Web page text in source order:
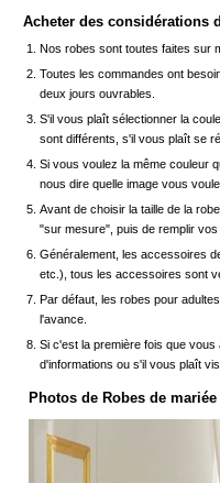
Acheter des considérations
Nos robes sont toutes faites sur
Toutes les commandes ont
deux jours ouvrables.
S'il vous plaît sélectionner la
sont différents, s'il vous plaît se
Si vous voulez la même couleur
nous dire quelle image vous
Avant de choisir la taille de la
"sur mesure", puis de remplir
Généralement, les accessoires
etc.), tous les accessoires sont
Par défaut, les robes pour
l'avance.
Si c'est la première fois que
d'informations ou s'il vous plaît
Photos de Robes de mariée